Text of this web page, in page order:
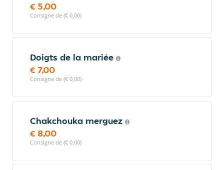
€ 5,00
Consigne de (€ 0,00)
Doigts de la mariée
€ 7,00
Consigne de (€ 0,00)
Chakchouka merguez
€ 8,00
Consigne de (€ 0,00)